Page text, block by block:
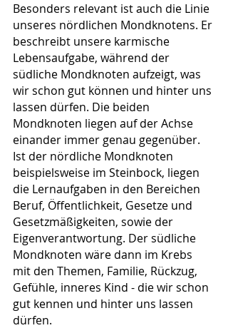
Besonders relevant ist auch die Linie
unseres nördlichen Mondknotens. Er
beschreibt unsere karmische
Lebensaufgabe, während der
südliche Mondknoten aufzeigt, was
wir schon gut können und hinter uns
lassen dürfen. Die beiden
Mondknoten liegen auf der Achse
einander immer genau gegenüber.
Ist der nördliche Mondknoten
beispielsweise im Steinbock, liegen
die Lernaufgaben in den Bereichen
Beruf, Öffentlichkeit, Gesetze und
Gesetzmäßigkeiten, sowie der
Eigenverantwortung. Der südliche
Mondknoten wäre dann im Krebs
mit den Themen, Familie, Rückzug,
Gefühle, inneres Kind - die wir schon
gut kennen und hinter uns lassen
dürfen.